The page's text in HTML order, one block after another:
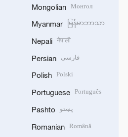
Mongolian Монгол
Myanmar မြန်မာဘာသာ
Nepali नेपाली
Persian فارسی
Polish Polski
Portuguese Português
Pashto پښتو
Romanian Română